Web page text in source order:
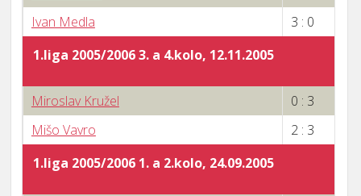
Ivan Medla
3 : 0
1.liga 2005/2006 3. a 4.kolo, 12.11.2005
Miroslav Kružel
0 : 3
Mišo Vavro
2 : 3
1.liga 2005/2006 1. a 2.kolo, 24.09.2005